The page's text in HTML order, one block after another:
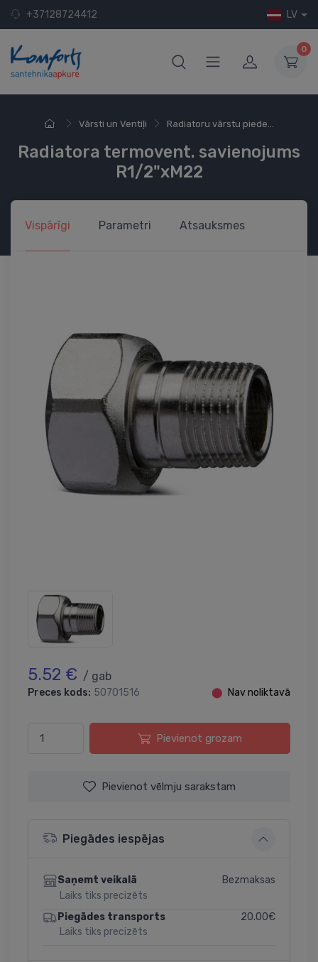
+37128724412 LV
0
Vārsti un Ventiļi Radiatoru vārstu piede...
Radiatora termovent. savienojums
R1/2"xM22
Vispārīgi Parametri Atsauksmes
5.52 € / gab
Preces kods: 50701516 ⬤ Nav noliktavā
Pievienot grozam
Pievienot vēlmju sarakstam
Piegādes iespējas
Saņemt veikalā
Laiks tiks precizēts
Bezmaksas
Piegādes transports
Laiks tiks precizēts
20.00€